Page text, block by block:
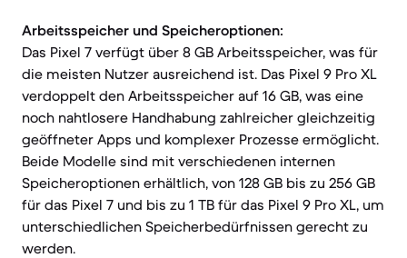
Arbeitsspeicher und Speicheroptionen:
Das Pixel 7 verfügt über 8 GB Arbeitsspeicher, was für
die meisten Nutzer ausreichend ist. Das Pixel 9 Pro XL
verdoppelt den Arbeitsspeicher auf 16 GB, was eine
noch nahtlosere Handhabung zahlreicher gleichzeitig
geöffneter Apps und komplexer Prozesse ermöglicht.
Beide Modelle sind mit verschiedenen internen
Speicheroptionen erhältlich, von 128 GB bis zu 256 GB
für das Pixel 7 und bis zu 1 TB für das Pixel 9 Pro XL, um
unterschiedlichen Speicherbedürfnissen gerecht zu
werden.